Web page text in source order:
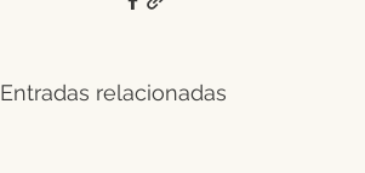
Entradas relacionadas